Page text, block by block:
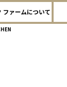
ファームについて